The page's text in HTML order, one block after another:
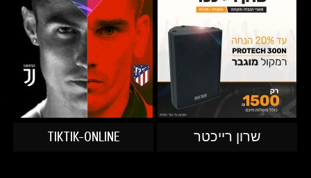
שרון רייכטר TIKTIK-ONLINE